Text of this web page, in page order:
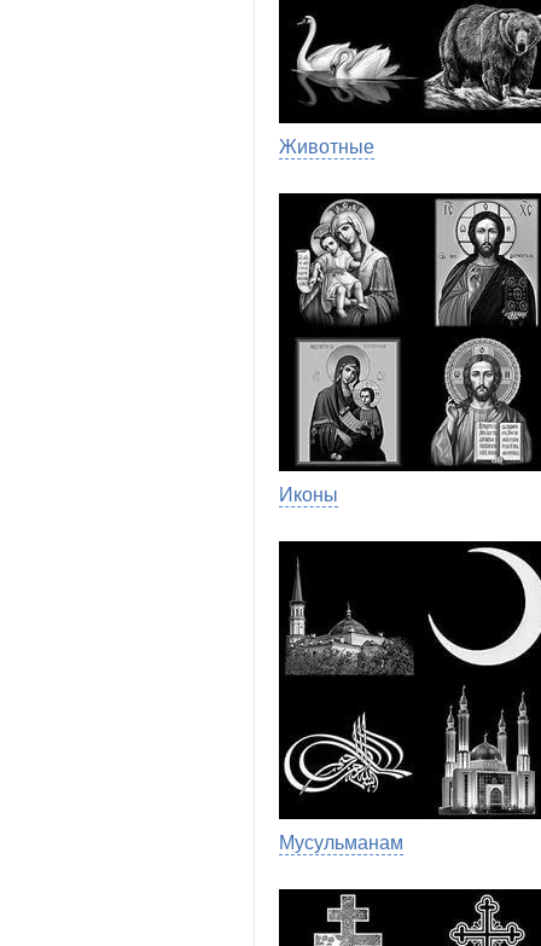
Животные
Иконы
Мусульманам